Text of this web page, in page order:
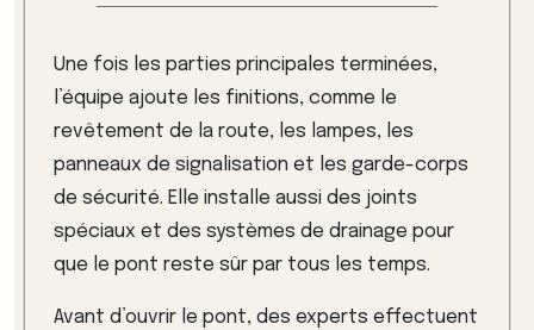
Une fois les parties principales terminées,
l’équipe ajoute les finitions, comme le
revêtement de la route, les lampes, les
panneaux de signalisation et les garde-corps
de sécurité. Elle installe aussi des joints
spéciaux et des systèmes de drainage pour
que le pont reste sûr par tous les temps.
Avant d’ouvrir le pont, des experts effectuent